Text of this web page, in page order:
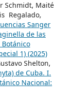
Schmidt, Maité
Regalado,
Sanger
de las
Botánico
1) (2025)
Shelton,
de Cuba. I.
Nacional: